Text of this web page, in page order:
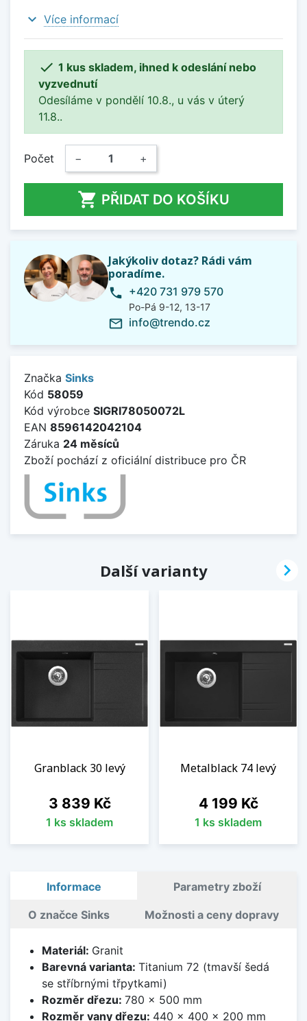
expand_more Více informací
 1 kus skladem, ihned k odeslání nebo
vyzvednutí
Odesíláme v pondělí 10.8., u vás v úterý
11.8..
Počet − +
 PŘIDAT DO KOŠÍKU
Jakýkoliv dotaz? Rádi vám
poradíme.
phone +420 731 979 570
Po-Pá 9-12, 13-17
mail_outline info@trendo.cz
Značka Sinks
Kód 58059
Kód výrobce SIGRI78050072L
EAN 8596142042104
Záruka 24 měsíců
Zboží pochází z oficiální distribuce pro ČR
Další varianty
Granblack 30 levý
Cena
3 839 Kč
1 ks skladem
Metalblack 74 levý
Cena
4 199 Kč
1 ks skladem

Informace Parametry zboží
O značce Sinks Možnosti a ceny dopravy
Materiál: Granit
Barevná varianta: Titanium 72 (tmavší šedá
se stříbrnými třpytkami)
Rozměr dřezu: 780 x 500 mm
Rozměr vany dřezu: 440 x 400 x 200 mm